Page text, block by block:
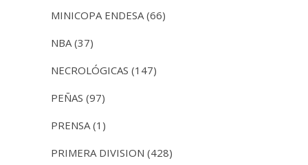
MINICOPA ENDESA (66)
NBA (37)
NECROLÓGICAS (147)
PEÑAS (97)
PRENSA (1)
PRIMERA DIVISION (428)